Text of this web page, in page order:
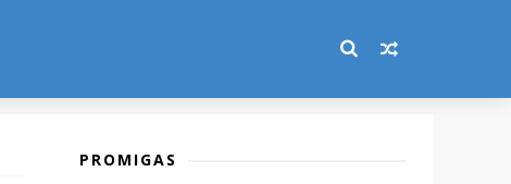
PROMIGAS